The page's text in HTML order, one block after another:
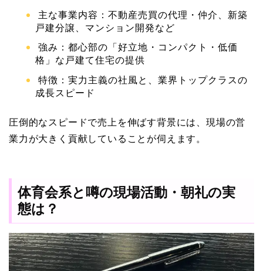
主な事業内容：不動産売買の代理・仲介、新築
戸建分譲、マンション開発など
強み：都心部の「好立地・コンパクト・低価
格」な戸建て住宅の提供
特徴：実力主義の社風と、業界トップクラスの
成長スピード
圧倒的なスピードで売上を伸ばす背景には、現場の営
業力が大きく貢献していることが伺えます。
体育会系と噂の現場活動・朝礼の実
態は？